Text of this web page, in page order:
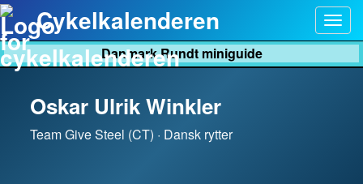
Cykelkalenderen
Danmark Rundt miniguide
Oskar Ulrik Winkler
Team Give Steel (CT) · Dansk rytter